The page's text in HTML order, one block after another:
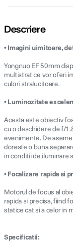
Descriere
• Imagini uimitoare,
Yongnuo EF 50mm
multistrat ce vor oferi
culori stralucitoare.
• Luminozitate
Acesta este obiectiv
cu o deschidere de f/
evenimente. De
doreste o buna
in conditii de iluminare
• Focalizare rapida si
Motorul de focus al
rapida si precisa, fiind
statice cat si a celor in
Specificatii: